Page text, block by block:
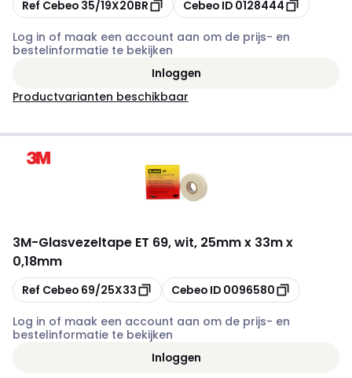
Ref Cebeo 35/19X20BR Cebeo ID 0128444
Log in of maak een account aan om de prijs- en
bestelinformatie te bekijken
Inloggen
Productvarianten beschikbaar
3M-Glasvezeltape ET 69, wit, 25mm x 33m x
0,18mm
Kopiëren
Ref Cebeo 69/25X33 Kopiëren
Cebeo ID 0096580
Log in of maak een account aan om de prijs- en
bestelinformatie te bekijken
Inloggen